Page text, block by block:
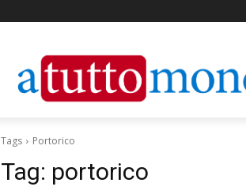
Tags Portorico
Tag: portorico